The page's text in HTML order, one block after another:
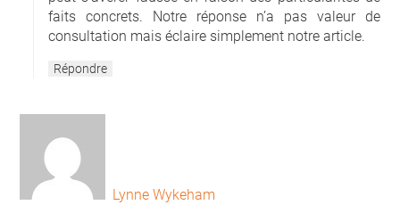
faits concrets. Notre réponse n’a pas valeur de
consultation mais éclaire simplement notre article.
Répondre
Lynne Wykeham